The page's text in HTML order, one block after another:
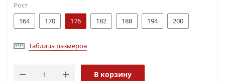
Рост
164
170 176 182 188 194 200
Таблица размеров
В корзину